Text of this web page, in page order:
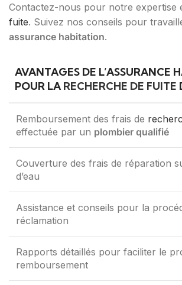
Contactez-nous pour notre expertise
fuite. Suivez nos conseils pour
assurance habitation.
AVANTAGES DE L’ASSURANCE
POUR LA RECHERCHE DE FUITE
Remboursement des frais de
effectuée par un plombier qualifié
Couverture des frais de réparation
d’eau
Assistance et conseils pour la
réclamation
Rapports détaillés pour faciliter le
remboursement